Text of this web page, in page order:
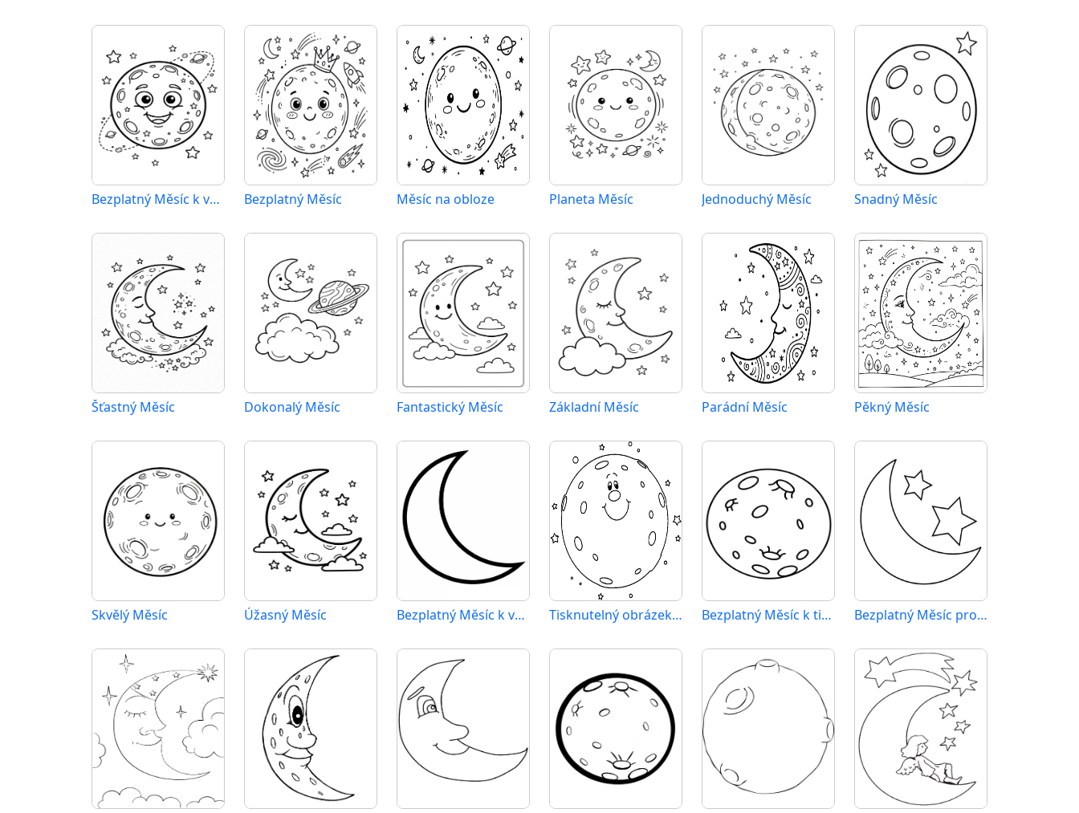
Bezplatný Měsíc k vytištění Bezplatný Měsíc Měsíc na obloze Planeta Měsíc Jednoduchý Měsíc Snadný Měsíc
Šťastný Měsíc Dokonalý Měsíc Fantastický Měsíc Základní Měsíc Parádní Měsíc Pěkný Měsíc
Skvělý Měsíc Úžasný Měsíc Bezplatný Měsíc k vytisknutí Tisknutelný obrázek Měsíce Bezplatný Měsíc k tisku Bezplatný Měsíc pro děti